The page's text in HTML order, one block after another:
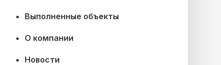
Выполненные объекты
О компании
Новости